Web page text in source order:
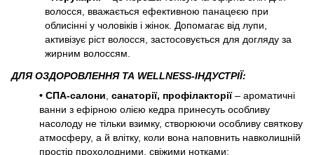
волосся, вважається ефективною панацеєю при
облисінні у чоловіків і жінок. Допомагає від лупи,
активізує ріст волосся, застосовується для догляду за
жирним волоссям.
ДЛЯ ОЗДОРОВЛЕННЯ ТА WELLNESS-ІНДУСТРІЇ:
• СПА-салони, санаторії, профілакторії– ароматичні
ванни з ефірною олією кедра принесуть особливу
насолоду не тільки взимку, створюючи особливу святкову
атмосферу, а й влітку, коли вона наповнить навколишній
простір прохолодними, свіжими нотками;